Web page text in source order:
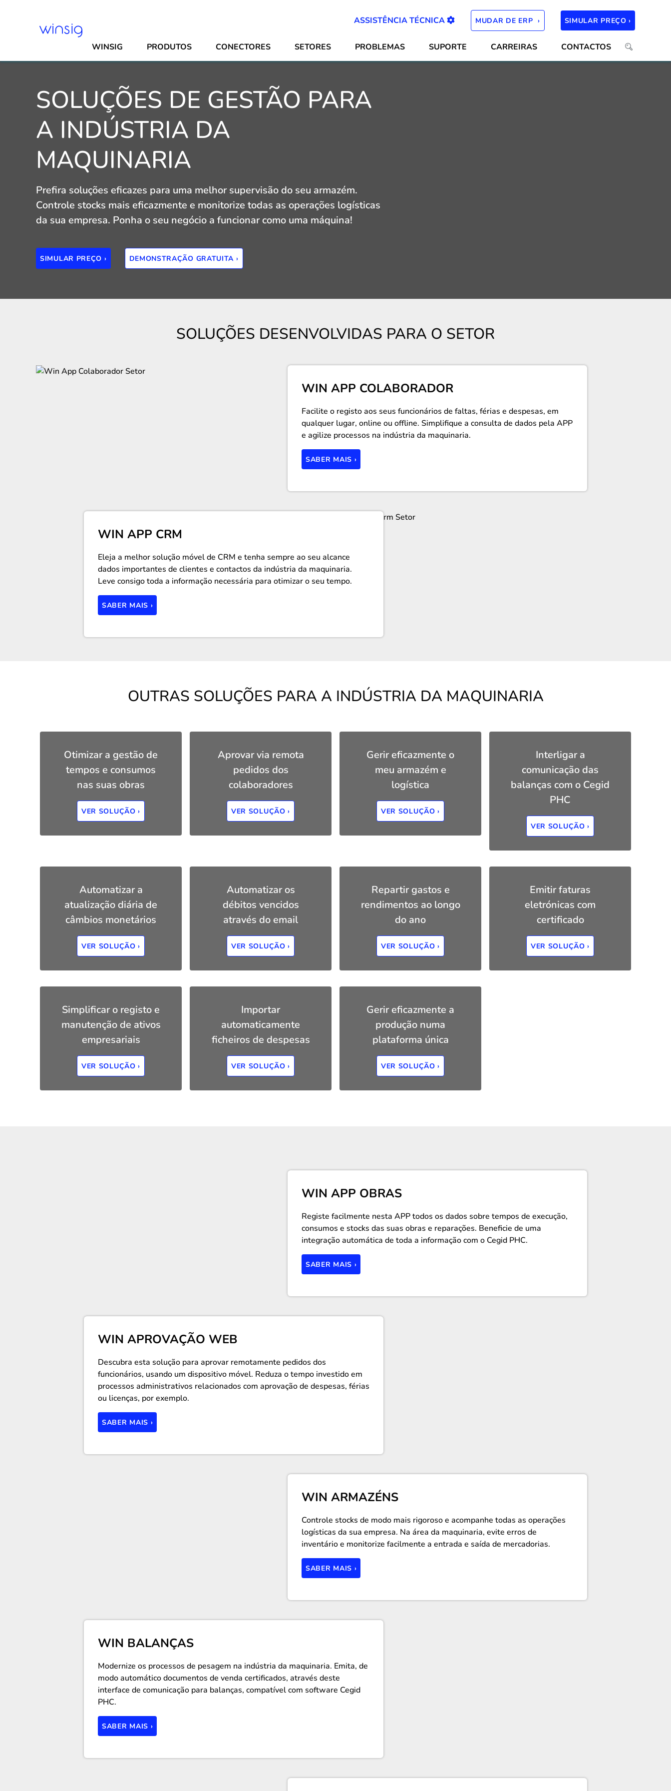
ASSISTÊNCIA TÉCNICA MUDAR DE ERP › SIMULAR PREÇO ›
WINSIG PRODUTOS CONECTORES SETORES PROBLEMAS SUPORTE CARREIRAS CONTACTOS
SOLUÇÕES DE GESTÃO PARA
A INDÚSTRIA DA
MAQUINARIA
Prefira soluções eficazes para uma melhor supervisão do seu armazém.
Controle stocks mais eficazmente e monitorize todas as operações logísticas
da sua empresa. Ponha o seu negócio a funcionar como uma máquina!
SIMULAR PREÇO › DEMONSTRAÇÃO GRATUITA ›
SOLUÇÕES DESENVOLVIDAS PARA O SETOR
WIN APP COLABORADOR
Facilite o registo aos seus funcionários de faltas, férias e despesas, em
qualquer lugar, online ou offline. Simplifique a consulta de dados pela APP
e agilize processos na indústria da maquinaria.
SABER MAIS ›
WIN APP CRM
Eleja a melhor solução móvel de CRM e tenha sempre ao seu alcance
dados importantes de clientes e contactos da indústria da maquinaria.
Leve consigo toda a informação necessária para otimizar o seu tempo.
SABER MAIS ›
OUTRAS SOLUÇÕES PARA A INDÚSTRIA DA MAQUINARIA
Otimizar a gestão de
tempos e consumos
nas suas obras
VER SOLUÇÃO ›
Aprovar via remota
pedidos dos
colaboradores
VER SOLUÇÃO ›
Gerir eficazmente o
meu armazém e
logística
VER SOLUÇÃO ›
Interligar a
comunicação das
balanças com o Cegid
PHC
VER SOLUÇÃO ›
Automatizar a
atualização diária de
câmbios monetários
VER SOLUÇÃO ›
Automatizar os
débitos vencidos
através do email
VER SOLUÇÃO ›
Repartir gastos e
rendimentos ao longo
do ano
VER SOLUÇÃO ›
Emitir faturas
eletrónicas com
certificado
VER SOLUÇÃO ›
Simplificar o registo e
manutenção de ativos
empresariais
VER SOLUÇÃO ›
Importar
automaticamente
ficheiros de despesas
VER SOLUÇÃO ›
Gerir eficazmente a
produção numa
plataforma única
VER SOLUÇÃO ›
WIN APP OBRAS
Registe facilmente nesta APP todos os dados sobre tempos de execução,
consumos e stocks das suas obras e reparações. Beneficie de uma
integração automática de toda a informação com o Cegid PHC.
SABER MAIS ›
WIN APROVAÇÃO WEB
Descubra esta solução para aprovar remotamente pedidos dos
funcionários, usando um dispositivo móvel. Reduza o tempo investido em
processos administrativos relacionados com aprovação de despesas, férias
ou licenças, por exemplo.
SABER MAIS ›
WIN ARMAZÉNS
Controle stocks de modo mais rigoroso e acompanhe todas as operações
logísticas da sua empresa. Na área da maquinaria, evite erros de
inventário e monitorize facilmente a entrada e saída de mercadorias.
SABER MAIS ›
WIN BALANÇAS
Modernize os processos de pesagem na indústria da maquinaria. Emita, de
modo automático documentos de venda certificados, através deste
interface de comunicação para balanças, compatível com software Cegid
PHC.
SABER MAIS ›